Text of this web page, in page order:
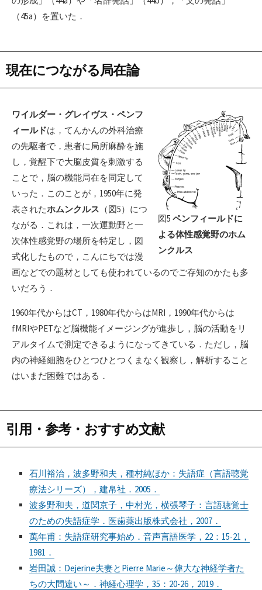
（45a）を置いた．
現在につながる局在論
図5 ペンフィールドに
よる体性感覚野のホム
ンクルス
ワイルダー・グレイヴス・ペンフ
ィールドは，てんかんの外科治療
の先駆者で，患者に局所麻酔を施
し，覚醒下で大脳皮質を刺激する
ことで，脳の機能局在を同定して
いった．このことが，1950年に発
表されたホムンクルス （図5）につ
ながる．これは，一次運動野と一
次体性感覚野の場所を特定し，図
式化したもので，こんにちでは漫
画などでの題材としても使われているのでご存知のかたも多
いだろう．
1960年代からはCT，1980年代からはMRI，1990年代からは
fMRIやPETなど脳機能イメージングが進歩し，脳の活動をリ
アルタイムで測定できるようになってきている．ただし，脳
内の神経細胞をひとつひとつくまなく観察し，解析すること
はいまだ困難ではある．
引用・参考・おすすめ文献
石川裕治，波多野和夫，種村純ほか：失語症（言語聴覚
療法シリーズ），建帛社．2005．
波多野和夫，道関京子，中村光，横張琴子：言語聴覚士
のための失語症学．医歯薬出版株式会社，2007．
萬年甫：失語症研究事始め．音声言語医学，22：15-21，
1981．
岩田誠：Dejerine夫妻とPierre Marie～偉大な神経学者た
ちの大間違い～．神経心理学，35：20-26，2019．